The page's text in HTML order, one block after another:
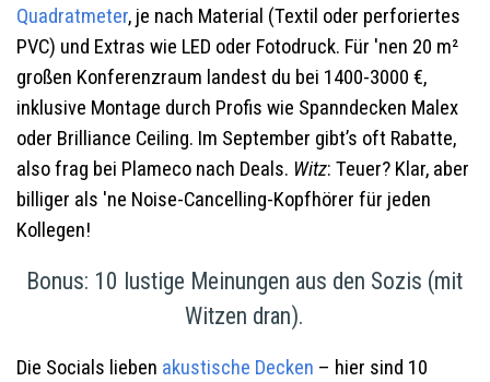
Quadratmeter, je nach Material (Textil oder perforiertes
PVC) und Extras wie LED oder Fotodruck. Für 'nen 20 m²
großen Konferenzraum landest du bei 1400-3000 €,
inklusive Montage durch Profis wie Spanndecken Malex
oder Brilliance Ceiling. Im September gibt’s oft Rabatte,
also frag bei Plameco nach Deals. Witz: Teuer? Klar, aber
billiger als 'ne Noise-Cancelling-Kopfhörer für jeden
Kollegen!
Bonus: 10 lustige Meinungen aus den Sozis (mit
Witzen dran).
Die Socials lieben akustische Decken – hier sind 10